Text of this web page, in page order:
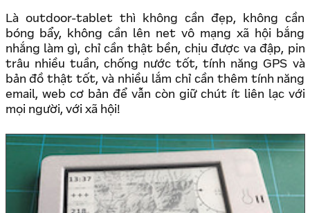
Là outdoor-tablet thì không cần đẹp, không cần
bóng bẩy, không cần lên net vô mạng xã hội bắng
nhắng làm gì, chỉ cần thật bền, chịu được va đập, pin
trâu nhiều tuần, chống nước tốt, tính năng GPS và
bản đồ thật tốt, và nhiều lắm chỉ cần thêm tính năng
email, web cơ bản để vẫn còn giữ chút ít liên lạc với
mọi người, với xã hội!